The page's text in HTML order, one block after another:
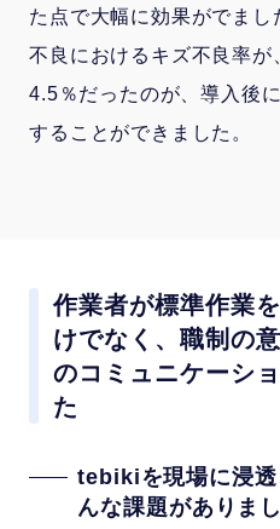
た点で大幅に効果がでま
不良におけるキズ不良率
4.5％だったのが、導入後
することができました。
作業者が標準作業
けでなく、職制の
のコミュニケーシ
た
tebikiを現場に浸
んな課題がありま